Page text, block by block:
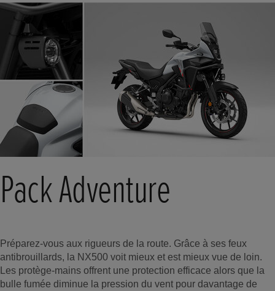
Pack Adventure
Préparez-vous aux rigueurs de la route. Grâce à ses feux
antibrouillards, la NX500 voit mieux et est mieux vue de loin.
Les protège-mains offrent une protection efficace alors que la
bulle fumée diminue la pression du vent pour davantage de